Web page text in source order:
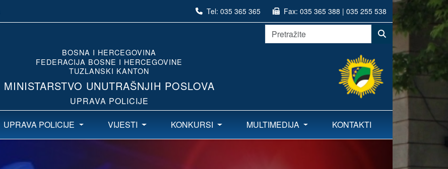
Tel: 035 365 365 Fax: 035 365 388 | 035 255 538
BOSNA I HERCEGOVINA
FEDERACIJA BOSNE I HERCEGOVINE
TUZLANSKI KANTON
MINISTARSTVO UNUTRAŠNJIH POSLOVA
UPRAVA POLICIJE
UPRAVA POLICIJE VIJESTI KONKURSI MULTIMEDIJA KONTAKTI